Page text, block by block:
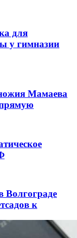
для
у гимназии
Мамаева
Волгограде
к